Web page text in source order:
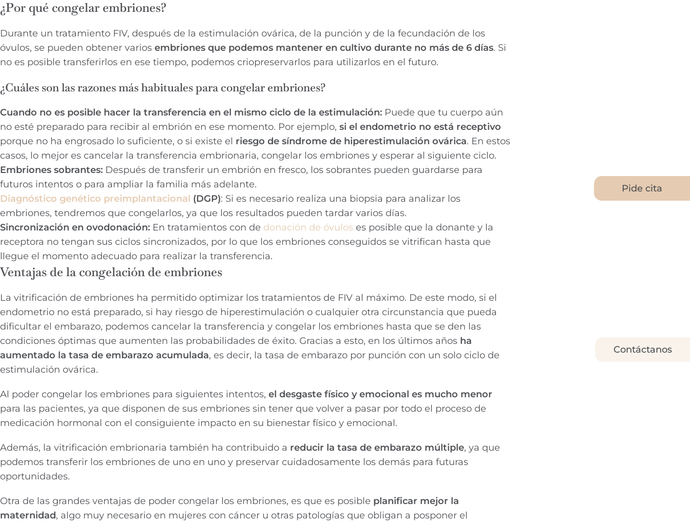
¿Por qué congelar embriones?
Durante un tratamiento FIV, después de la estimulación ovárica, de la punción y de la fecundación de los
óvulos, se pueden obtener varios embriones que podemos mantener en cultivo durante no más de 6 días. Si
no es posible transferirlos en ese tiempo, podemos criopreservarlos para utilizarlos en el futuro.
¿Cuáles son las razones más habituales para congelar embriones?
Cuando no es posible hacer la transferencia en el mismo ciclo de la estimulación: Puede que tu cuerpo aún
no esté preparado para recibir al embrión en ese momento. Por ejemplo, si el endometrio no está receptivo
porque no ha engrosado lo suficiente, o si existe el riesgo de síndrome de hiperestimulación ovárica. En estos
casos, lo mejor es cancelar la transferencia embrionaria, congelar los embriones y esperar al siguiente ciclo.
Embriones sobrantes: Después de transferir un embrión en fresco, los sobrantes pueden guardarse para
futuros intentos o para ampliar la familia más adelante.
Diagnóstico genético preimplantacional (DGP): Si es necesario realiza una biopsia para analizar los
embriones, tendremos que congelarlos, ya que los resultados pueden tardar varios días.
Sincronización en ovodonación: En tratamientos con de donación de óvulos es posible que la donante y la
receptora no tengan sus ciclos sincronizados, por lo que los embriones conseguidos se vitrifican hasta que
llegue el momento adecuado para realizar la transferencia.
Ventajas de la congelación de embriones
La vitrificación de embriones ha permitido optimizar los tratamientos de FIV al máximo. De este modo, si el
endometrio no está preparado, si hay riesgo de hiperestimulación o cualquier otra circunstancia que pueda
dificultar el embarazo, podemos cancelar la transferencia y congelar los embriones hasta que se den las
condiciones óptimas que aumenten las probabilidades de éxito. Gracias a esto, en los últimos años ha
aumentado la tasa de embarazo acumulada, es decir, la tasa de embarazo por punción con un solo ciclo de
estimulación ovárica.
Al poder congelar los embriones para siguientes intentos, el desgaste físico y emocional es mucho menor
para las pacientes, ya que disponen de sus embriones sin tener que volver a pasar por todo el proceso de
medicación hormonal con el consiguiente impacto en su bienestar físico y emocional.
Además, la vitrificación embrionaria también ha contribuido a reducir la tasa de embarazo múltiple, ya que
podemos transferir los embriones de uno en uno y preservar cuidadosamente los demás para futuras
oportunidades.
Otra de las grandes ventajas de poder congelar los embriones, es que es posible planificar mejor la
maternidad, algo muy necesario en mujeres con cáncer u otras patologías que obligan a posponer el
Pide cita
Contáctanos